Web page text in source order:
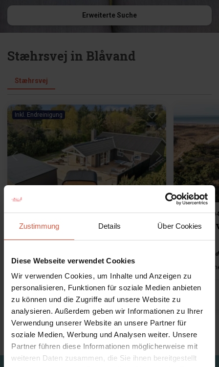
Zustimmung Details Über Cookies
Diese Webseite verwendet Cookies
Wir verwenden Cookies, um Inhalte und Anzeigen zu
personalisieren, Funktionen für soziale Medien anbieten
zu können und die Zugriffe auf unsere Website zu
analysieren. Außerdem geben wir Informationen zu Ihrer
Verwendung unserer Website an unsere Partner für
soziale Medien, Werbung und Analysen weiter. Unsere
Partner führen diese Informationen möglicherweise mit
weiteren Daten zusammen, die Sie ihnen bereitgestellt
Erweiterte Suche
Stæhrsvej in Blåvand
Stæhrsvej
Inkl. Endreinigung
Lädt ...
Ferienhaus 1013 • Blåvand
Stæhrsvej 9
3
4,9 (14) ab1.006,00 EUR
Ferienhaus
Mit Blick auf
Max 6